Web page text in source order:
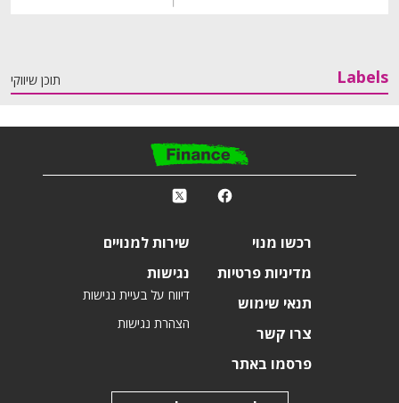
Labels תוכן שיווקי
רכשו מנוי
מדיניות פרטיות
תנאי שימוש
צרו קשר
פרסמו באתר
שירות למנויים
נגישות
דיווח על בעיית נגישות
הצהרת נגישות